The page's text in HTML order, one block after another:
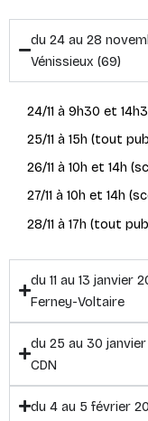
du 24 au 28
Vénissieux (69)
24/11 à 9h30 et
25/11 à 15h (tout
26/11 à 10h et 14h
27/11 à 10h et 14h
28/11 à 17h (tout
du 11 au 13 janvier
Ferney-Voltaire
du 25 au 30
CDN
du 4 au 5 février